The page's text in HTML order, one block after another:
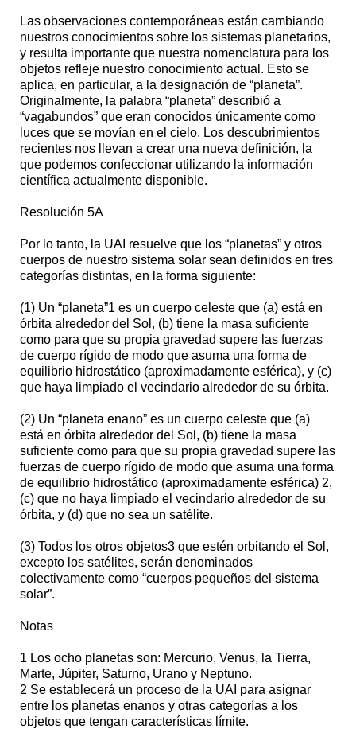
Las observaciones contemporáneas están cambiando
nuestros conocimientos sobre los sistemas planetarios,
y resulta importante que nuestra nomenclatura para los
objetos refleje nuestro conocimiento actual. Esto se
aplica, en particular, a la designación de “planeta”.
Originalmente, la palabra “planeta” describió a
“vagabundos” que eran conocidos únicamente como
luces que se movían en el cielo. Los descubrimientos
recientes nos llevan a crear una nueva definición, la
que podemos confeccionar utilizando la información
científica actualmente disponible.
Resolución 5A
Por lo tanto, la UAI resuelve que los “planetas” y otros
cuerpos de nuestro sistema solar sean definidos en tres
categorías distintas, en la forma siguiente:
(1) Un “planeta”1 es un cuerpo celeste que (a) está en
órbita alrededor del Sol, (b) tiene la masa suficiente
como para que su propia gravedad supere las fuerzas
de cuerpo rígido de modo que asuma una forma de
equilibrio hidrostático (aproximadamente esférica), y (c)
que haya limpiado el vecindario alrededor de su órbita.
(2) Un “planeta enano” es un cuerpo celeste que (a)
está en órbita alrededor del Sol, (b) tiene la masa
suficiente como para que su propia gravedad supere las
fuerzas de cuerpo rígido de modo que asuma una forma
de equilibrio hidrostático (aproximadamente esférica) 2,
(c) que no haya limpiado el vecindario alrededor de su
órbita, y (d) que no sea un satélite.
(3) Todos los otros objetos3 que estén orbitando el Sol,
excepto los satélites, serán denominados
colectivamente como “cuerpos pequeños del sistema
solar”.
Notas
1 Los ocho planetas son: Mercurio, Venus, la Tierra,
Marte, Júpiter, Saturno, Urano y Neptuno.
2 Se establecerá un proceso de la UAI para asignar
entre los planetas enanos y otras categorías a los
objetos que tengan características límite.